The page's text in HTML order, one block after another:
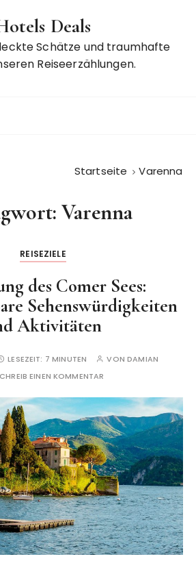
Deals
Schätze und traumhafte
Reiseerzählungen.
Startseite Varenna
Varenna
REISEZIELE
des Comer Sees:
Sehenswürdigkeiten
Aktivitäten
LESEZEIT: 7 MINUTEN VONDAMIAN
EINEN KOMMENTAR